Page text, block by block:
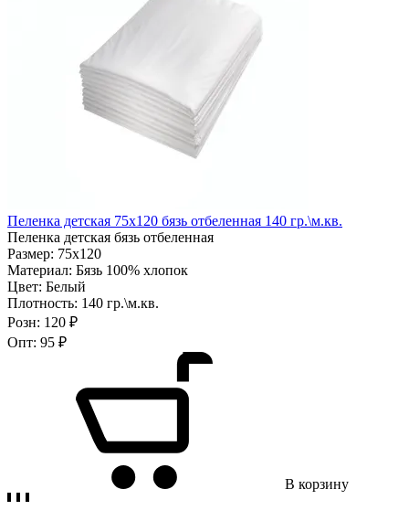
Пеленка детская 75х120 бязь отбеленная 140 гр.\м.кв.
Пеленка детская бязь отбеленная
Размер: 75х120
Материал: Бязь 100% хлопок
Цвет: Белый
Плотность: 140 гр.\м.кв.
Розн: 120 ₽
Опт: 95 ₽
В корзину